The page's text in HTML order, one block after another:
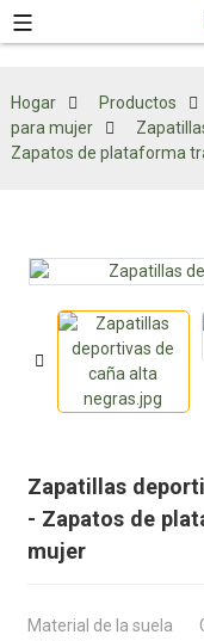
Hogar Productos
para mujer
Zapatos de plataforma
Zapatillas
- Zapatos de
mujer
Material de la suela